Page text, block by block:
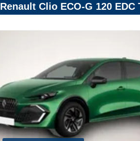
Renault Clio ECO-G 120 EDC